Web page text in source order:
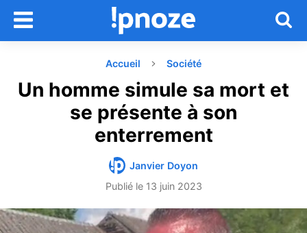
Accueil Société
Un homme simule sa mort et
se présente à son
enterrement
Janvier Doyon
Publié le 13 juin 2023